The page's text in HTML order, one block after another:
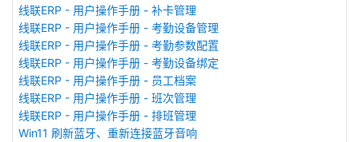
线联ERP - 用户操作手册 - 补卡管理
线联ERP - 用户操作手册 - 考勤设备管理
线联ERP - 用户操作手册 - 考勤参数配置
线联ERP - 用户操作手册 - 考勤设备绑定
线联ERP - 用户操作手册 - 员工档案
线联ERP - 用户操作手册 - 班次管理
线联ERP - 用户操作手册 - 排班管理
Win11 刷新蓝牙、重新连接蓝牙音响